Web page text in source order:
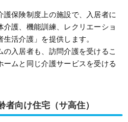
保険制度上の施設で、入居者に
護、機能訓練、レクリエーショ
活介護」を提供します。
の入居者も、訪問介護を受けるこ
ームと同じ介護サービスを受ける
者向け住宅（サ高住）